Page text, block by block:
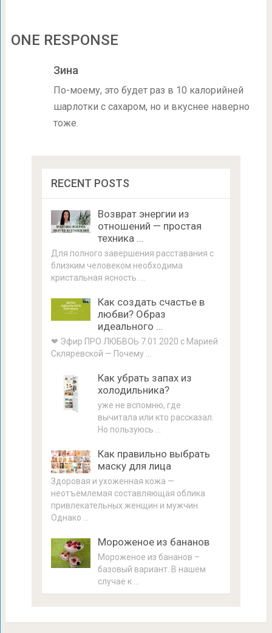
ONE RESPONSE
Зина
По-моему, это будет раз в 10 калорийней
шарлотки с сахаром, но и вкуснее наверно
тоже.
RECENT POSTS
Возврат энергии из
отношений — простая
техника …
Для полного завершения расставания с
близким человеком необходима
кристальная ясность. …
Как создать счастье в
любви? Образ
идеального …
❤ Эфир ПРО ЛЮБВОЬ 7.01.2020 с Марией
Скляревской — Почему …
Как убрать запах из
холодильника?
уже не вспомню, где
вычитала или кто рассказал.
Но пользуюсь …
Как правильно выбрать
маску для лица
Здоровая и ухоженная кожа —
неотъемлемая составляющая облика
привлекательных женщин и мужчин.
Однако …
Мороженое из бананов
Мороженое из бананов –
базовый вариант. В нашем
случае к …